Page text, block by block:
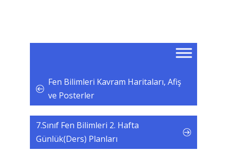
Fen Bilimleri Kavram Haritaları, Afiş
ve Posterler
7.Sınıf Fen Bilimleri 2. Hafta
Günlük(Ders) Planları